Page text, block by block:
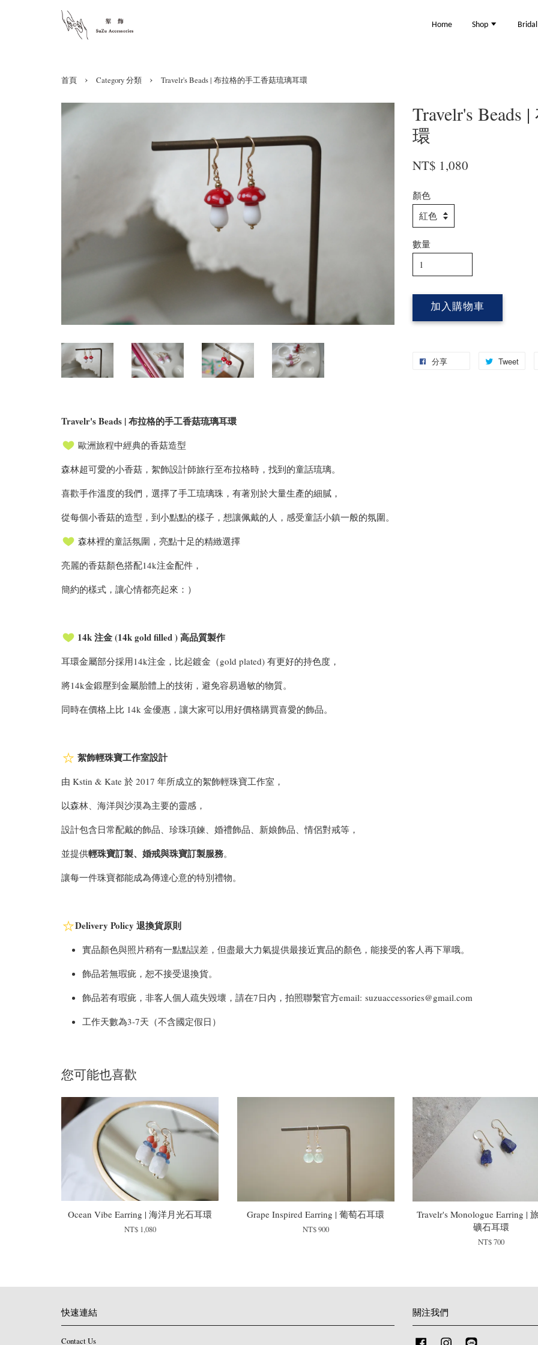
Home Shop Bridal
首頁 › Category 分類 › Travelr's Beads | 布拉格的手工香菇琉璃耳環
Travelr's Beads
環
NT$ 1,080
顏色
數量
加入購物車
分享 Tweet
Travelr's Beads | 布拉格的手工香菇琉璃耳環
歐洲旅程中經典的香菇造型
森林超可愛的小香菇，絮飾設計師旅行至布拉格時，找到的童話琉璃。
喜歡手作溫度的我們，選擇了手工琉璃珠，有著別於大量生產的細膩，
從每個小香菇的造型，到小點點的樣子，想讓佩戴的人，感受童話小鎮一般的氛圍。
森林裡的童話氛圍，亮點十足的精緻選擇
亮麗的香菇顏色搭配14k注金配件，
簡約的樣式，讓心情都亮起來：）
14k 注金 (14k gold filled ) 高品質製作
耳環金屬部分採用14k注金，比起鍍金（gold plated) 有更好的持色度，
將14k金鍛壓到金屬胎體上的技術，避免容易過敏的物質。
同時在價格上比 14k 金優惠，讓大家可以用好價格購買喜愛的飾品。
絮飾輕珠寶工作室設計
由 Kstin & Kate 於 2017 年所成立的絮飾輕珠寶工作室，
以森林、海洋與沙漠為主要的靈感，
設計包含日常配戴的飾品、珍珠項鍊、婚禮飾品、新娘飾品、情侶對戒等，
並提供輕珠寶訂製、婚戒與珠寶訂製服務。
讓每一件珠寶都能成為傳達心意的特別禮物。
Delivery Policy 退換貨原則
實品顏色與照片稍有一點點誤差，但盡最大力氣提供最接近實品的顏色，能接受的客人再下單哦。
飾品若無瑕疵，恕不接受退換貨。
飾品若有瑕疵，非客人個人疏失毀壞，請在7日內，拍照聯繫官方email: suzuaccessories@gmail.com
工作天數為3-7天（不含國定假日）
您可能也喜歡
Ocean Vibe Earring | 海洋月光石耳環
NT$ 1,080
Grape Inspired Earring | 葡萄石耳環
NT$ 900
Travelr's Monologue Earring |
礦石耳環
NT$ 700
快速連結
Contact Us
關注我們
Facebook Instagram